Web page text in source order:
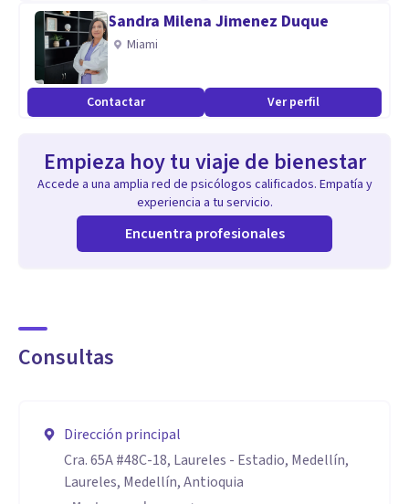
Sandra Milena Jimenez Duque
Miami
Contactar Ver perfil
Empieza hoy tu viaje de bienestar
Accede a una amplia red de psicólogos calificados. Empatía y
experiencia a tu servicio.
Encuentra profesionales
Consultas
Dirección principal
Cra. 65A #48C-18, Laureles - Estadio, Medellín,
Laureles, Medellín, Antioquia